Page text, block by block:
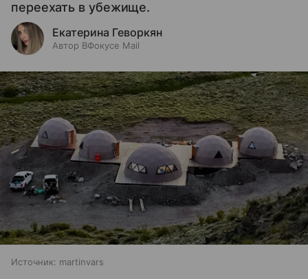
переехать в убежище.
Екатерина Геворкян
Автор ВФокусе Mail
Источник: martinvars